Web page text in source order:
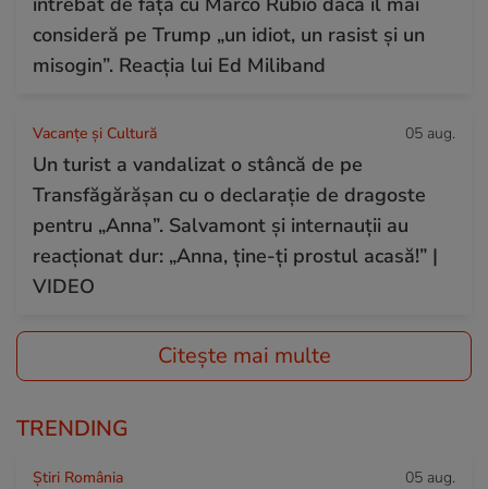
consideră pe Trump „un idiot, un rasist și un
misogin”. Reacția lui Ed Miliband
Vacanțe și Cultură 05 aug.
Un turist a vandalizat o stâncă de pe
Transfăgărășan cu o declarație de dragoste
pentru „Anna”. Salvamont și internauții au
reacționat dur: „Anna, ține-ți prostul acasă!” |
VIDEO
Citește mai multe
TRENDING
Știri România 05 aug.